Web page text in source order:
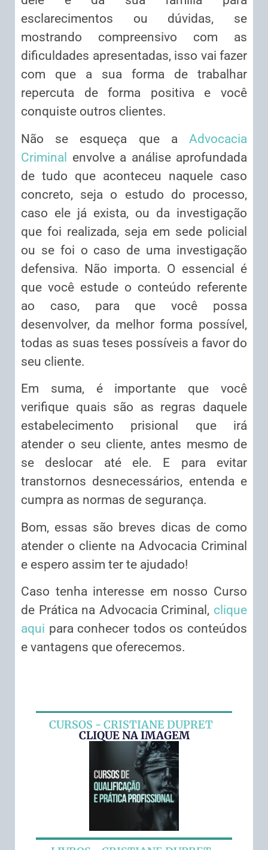
esclarecimentos ou dúvidas, se
mostrando compreensivo com as
dificuldades apresentadas, isso vai fazer
com que a sua forma de trabalhar
repercuta de forma positiva e você
conquiste outros clientes.
Não se esqueça que a Advocacia
Criminal
envolve a análise aprofundada
de tudo que aconteceu naquele caso
concreto, seja o estudo do processo,
caso ele já exista, ou da investigação
que foi realizada, seja em sede policial
ou se foi o caso de uma investigação
defensiva. Não importa. O essencial é
que você estude o conteúdo referente
ao caso, para que você possa
desenvolver, da melhor forma possível,
todas as suas teses possíveis a favor do
seu cliente.
Em suma, é importante que você
verifique quais são as regras daquele
estabelecimento prisional que irá
atender o seu cliente, antes mesmo de
se deslocar até ele. E para evitar
transtornos desnecessários, entenda e
cumpra as normas de segurança.
Bom, essas são breves dicas de como
atender o cliente na Advocacia Criminal
e espero assim ter te ajudado!
Caso tenha interesse em nosso Curso
de Prática na Advocacia Criminal, clique
aqui para conhecer todos os conteúdos
e vantagens que oferecemos.
CURSOS - CRISTIANE DUPRET
CLIQUE NA IMAGEM